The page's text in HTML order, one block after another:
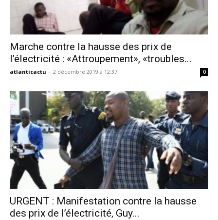
Marche contre la hausse des prix de
l’électricité : «Attroupement», «troubles...
atlanticactu - 2 décembre 2019 à 12:37 0
URGENT : Manifestation contre la hausse
des prix de l’électricité, Guy...